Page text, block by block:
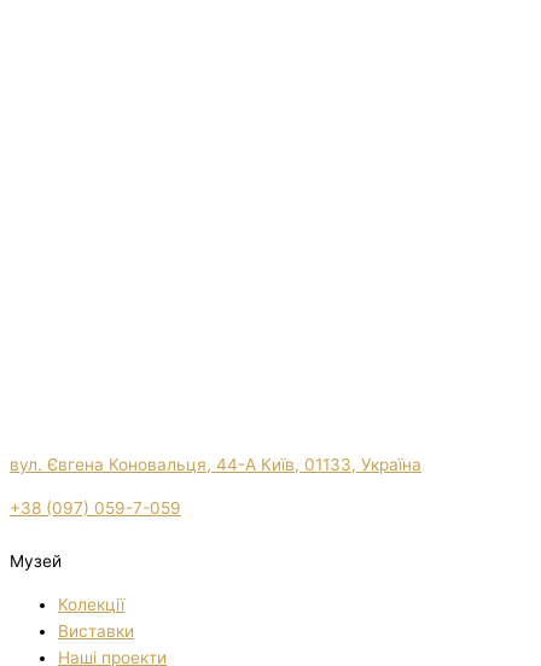
вул. Євгена Коновальця, 44-А Київ, 01133, Україна
+38 (097) 059-7-059
Музей
Колекції
Виставки
Нашi проекти